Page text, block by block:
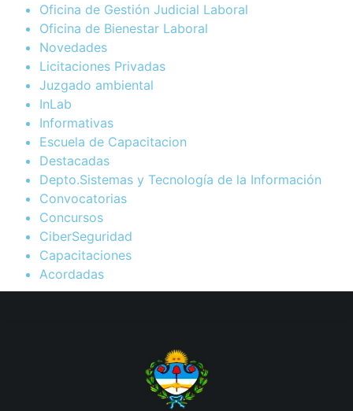
Oficina de Gestión Judicial Laboral
Oficina de Bienestar Laboral
Novedades
Licitaciones Privadas
Juzgado ambiental
InLab
Informativas
Escuela de Capacitacion
Destacadas
Depto.Sistemas y Tecnología de la Información
Convocatorias
Concursos
CiberSeguridad
Capacitaciones
Acordadas